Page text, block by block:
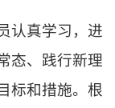
认真学习，进
态、践行新理
标和措施。根